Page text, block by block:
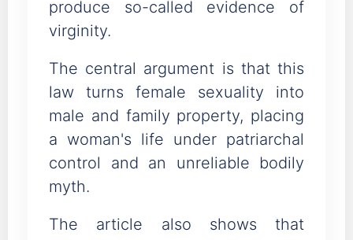
produce so-called evidence of
virginity.
The central argument is that this
law turns female sexuality into
male and family property, placing
a woman's life under patriarchal
control and an unreliable bodily
myth.
The article also shows that